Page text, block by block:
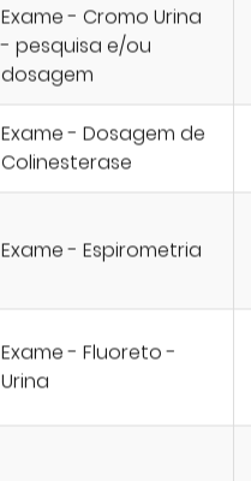
Exame - Cromo Urina
- pesquisa e/ou
dosagem
Exame - Dosagem de
Colinesterase
Exame - Espirometria
Exame - Fluoreto -
Urina